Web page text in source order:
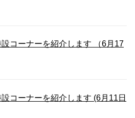
コーナーを紹介します （6月17
コーナーを紹介します (6月11日